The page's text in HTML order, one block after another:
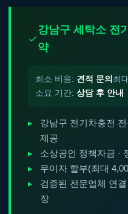
강남구 세탁소 전
약
최소 비용: 견적 문의 최
소요 기간: 상담 후 안내
강남구 전기차충전
제공
소상공인 정책자금 ·
무이자 할부(최대
검증된 전문업체 연
장